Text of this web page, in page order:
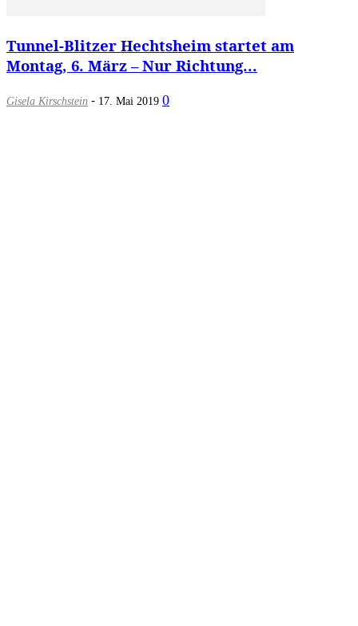
Tunnel-Blitzer Hechtsheim startet am
Montag, 6. März – Nur Richtung...
Gisela Kirschstein - 17. Mai 2019 0